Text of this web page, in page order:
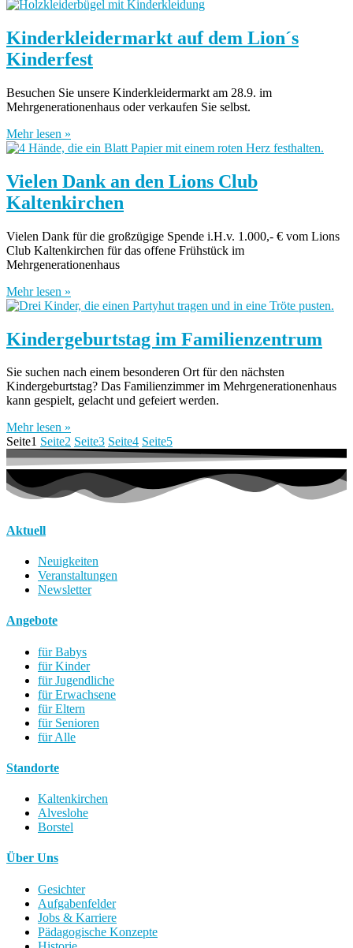
Kinderkleidermarkt auf dem Lion´s
Kinderfest
Besuchen Sie unsere Kinderkleidermarkt am 28.9. im
Mehrgenerationenhaus oder verkaufen Sie selbst.
Mehr lesen »
Vielen Dank an den Lions Club
Kaltenkirchen
Vielen Dank für die großzügige Spende i.H.v. 1.000,- € vom Lions
Club Kaltenkirchen für das offene Frühstück im
Mehrgenerationenhaus
Mehr lesen »
Kindergeburtstag im Familienzentrum
Sie suchen nach einem besonderen Ort für den nächsten
Kindergeburtstag? Das Familienzimmer im Mehrgenerationenhaus
kann gespielt, gelacht und gefeiert werden.
Mehr lesen »
Seite1 Seite2 Seite3 Seite4 Seite5
Aktuell
Neuigkeiten
Veranstaltungen
Newsletter
Angebote
für Babys
für Kinder
für Jugendliche
für Erwachsene
für Eltern
für Senioren
für Alle
Standorte
Kaltenkirchen
Alveslohe
Borstel
Über Uns
Gesichter
Aufgabenfelder
Jobs & Karriere
Pädagogische Konzepte